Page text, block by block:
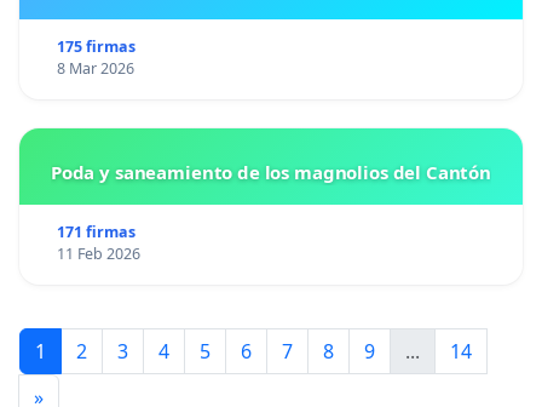
175 firmas
8 Mar 2026
Poda y saneamiento de los magnolios del Cantón
171 firmas
11 Feb 2026
1 2 3 4 5 6 7 8 9 ...
14
»